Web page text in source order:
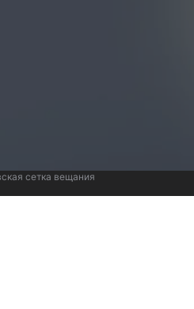
сетка вещания